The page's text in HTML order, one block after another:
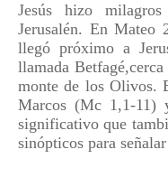
Jesús hizo
Jerusalén. En Mateo
llegó próximo a
llamada
monte de los Olivos.
Marcos (Mc 1,1-11)
significativo que
sinópticos para